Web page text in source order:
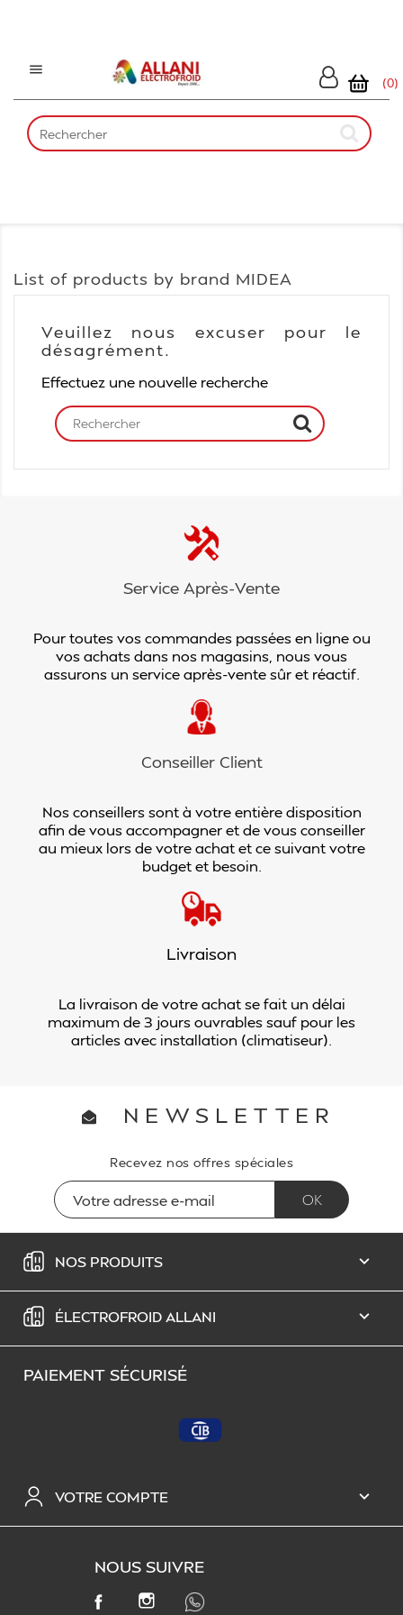

(0)
List of products by brand MIDEA
Veuillez nous excuser pour le
désagrément.
Effectuez une nouvelle recherche
Service Après-Vente
Pour toutes vos commandes passées en ligne ou
vos achats dans nos magasins, nous vous
assurons un service après-vente sûr et réactif.
Conseiller Client
Nos conseillers sont à votre entière disposition
afin de vous accompagner et de vous conseiller
au mieux lors de votre achat et ce suivant votre
budget et besoin.
Livraison
La livraison de votre achat se fait un délai
maximum de 3 jours ouvrables sauf pour les
articles avec installation (climatiseur).
NEWSLETTER
Recevez nos offres spéciales
NOS PRODUITS 
ÉLECTROFROID ALLANI 
PAIEMENT SÉCURISÉ
VOTRE COMPTE 
NOUS SUIVRE
FACEBOOKINSTAGRAM